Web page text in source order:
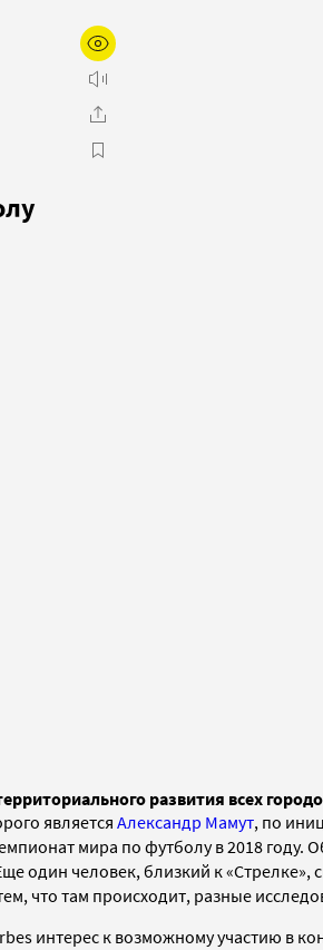
развития всех
является Александр Мамут, по
мира по футболу в 2018
один человек, близкий к «Стрелке»,
что там происходит, разные
интерес к возможному участию в